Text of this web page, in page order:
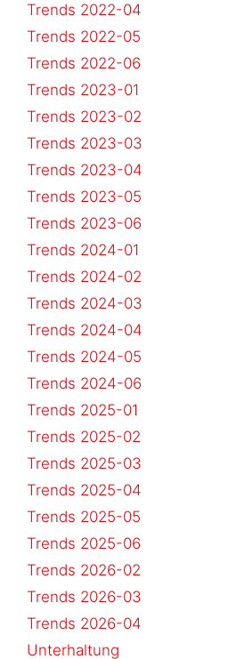
Trends 2022-04
Trends 2022-05
Trends 2022-06
Trends 2023-01
Trends 2023-02
Trends 2023-03
Trends 2023-04
Trends 2023-05
Trends 2023-06
Trends 2024-01
Trends 2024-02
Trends 2024-03
Trends 2024-04
Trends 2024-05
Trends 2024-06
Trends 2025-01
Trends 2025-02
Trends 2025-03
Trends 2025-04
Trends 2025-05
Trends 2025-06
Trends 2026-02
Trends 2026-03
Trends 2026-04
Unterhaltung